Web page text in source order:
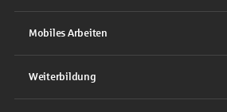
Mobiles Arbeiten
Weiterbildung